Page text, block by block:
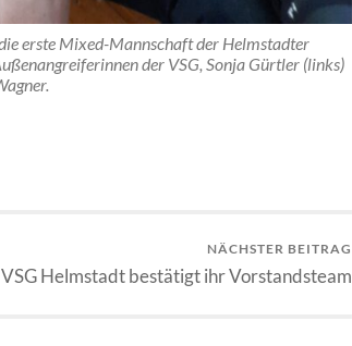
erste Mixed-Mannschaft der Helmstadter
der VSG, Sonja Gürtler (links)
NÄCHSTER BEITRAG
VSG Helmstadt bestätigt ihr Vorstandsteam